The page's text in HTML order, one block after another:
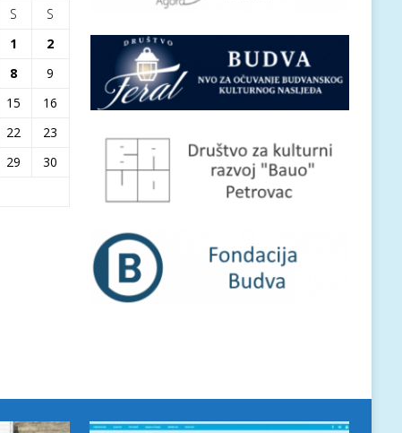
S
S
1
2
8
9
15
16
22
23
29
30